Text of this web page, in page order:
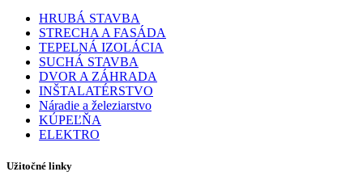
HRUBÁ STAVBA
STRECHA A FASÁDA
TEPELNÁ IZOLÁCIA
SUCHÁ STAVBA
DVOR A ZÁHRADA
INŠTALATÉRSTVO
Náradie a železiarstvo
KÚPEĽŇA
ELEKTRO
Užitočné linky